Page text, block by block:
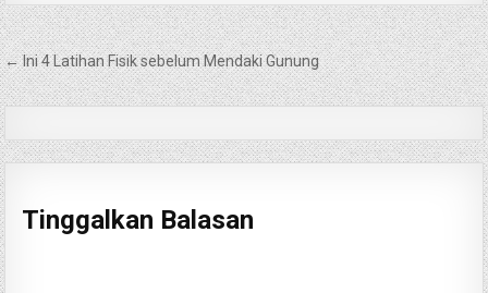
Navigasi
pos
← Ini 4 Latihan Fisik sebelum Mendaki Gunung
Tinggalkan Balasan